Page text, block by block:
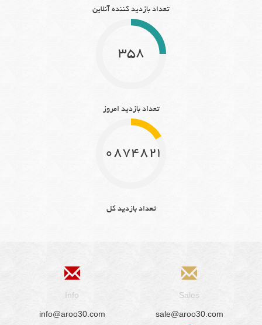
تعداد بازدید کننده آنلاین
358
تعداد بازدید امروز
10874823
تعداد بازدید کل
Info
info@aroo30.com
Sales
sale@aroo30.com